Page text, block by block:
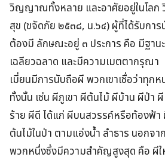
วิญญาณทั้งหลาย และอาศัยอยู่ในโล
สุข (ขจัดภัย ๒๕๓๘, น.๖๔) ผู้ที่ได้รับกา
ต้องมี ลักษณะอยู่ ๓ ประการ คือ มีฐาน
เฉลียวฉลาด และมีความเมตตากรุณา
เมี่ยนมีการนับถือผี พวกเขาเชื่อว่าทุ
ทั้งนั้น เช่น ผีภูเขา ผีต้นไม้ ผีบ้าน ผีป่า
ร้าย ผีดี ได้แก่ ผีบนสวรรค์หรือท้องฟ้
ต้นไม้ในป่า ตามแอ่งน้ำ ลำธาร นอกจ
พวกหนึ่งซึ่งมีความสำคัญสูงสุด คือ ผีใ